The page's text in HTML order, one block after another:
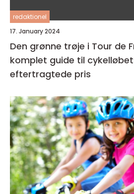
redaktionel
17. January 2024
Den grønne trøje i Tour de
komplet guide til
eftertragtede pris